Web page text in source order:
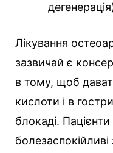
Лікування
зазвичай є
в тому, щоб давати
кислоти і в
блокаді.